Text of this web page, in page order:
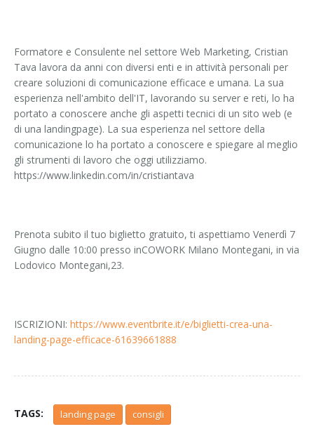
Formatore e Consulente nel settore Web Marketing, Cristian
Tava lavora da anni con diversi enti e in attività personali per
creare soluzioni di comunicazione efficace e umana. La sua
esperienza nell'ambito dell'IT, lavorando su server e reti, lo ha
portato a conoscere anche gli aspetti tecnici di un sito web (e
di una landingpage). La sua esperienza nel settore della
comunicazione lo ha portato a conoscere e spiegare al meglio
gli strumenti di lavoro che oggi utilizziamo.
https://www.linkedin.com/in/cristiantava
Prenota subito il tuo biglietto gratuito, ti aspettiamo Venerdì 7
Giugno dalle 10:00 presso inCOWORK Milano Montegani, in via
Lodovico Montegani,23.
ISCRIZIONI: https://www.eventbrite.it/e/biglietti-crea-una-
landing-page-efficace-61639661888
TAGS: landing page consigli